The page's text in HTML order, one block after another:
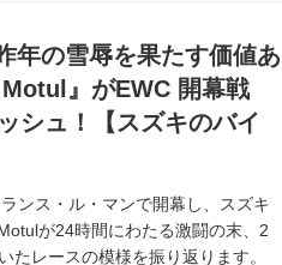
年の雪辱を果たす価値あ
』がEWC 開幕戦
シュ！【スズキのバイ
ンス・ル・マンで開幕し、スズキ
が24時間にわたる激闘の末、2
レースの模様を振り返ります。